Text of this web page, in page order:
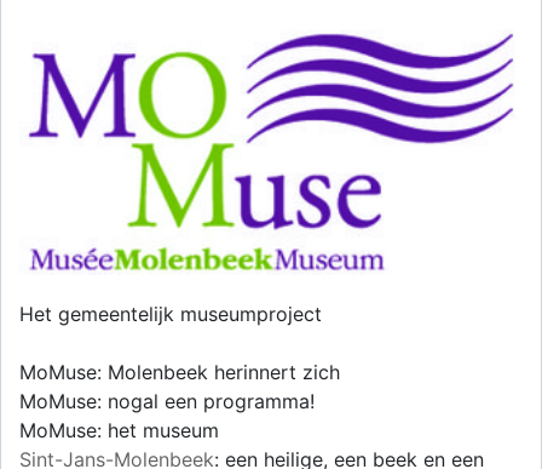
Het gemeentelijk museumproject
MoMuse: Molenbeek herinnert zich
MoMuse: nogal een programma!
MoMuse: het museum
Sint-Jans-Molenbeek: een heilige, een beek en een